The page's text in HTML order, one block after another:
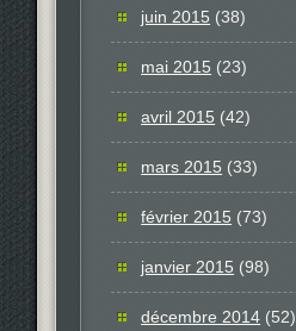
juin 2015 (38)
mai 2015 (23)
avril 2015 (42)
mars 2015 (33)
février 2015 (73)
janvier 2015 (98)
décembre 2014 (52)